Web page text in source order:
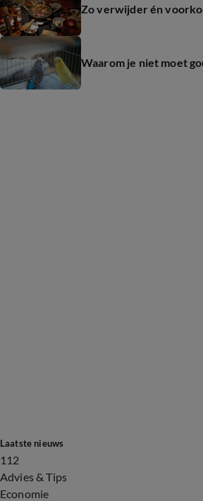
Zo verwijder én
Waarom je niet moet
Laatste nieuws
112
Advies & Tips
Economie